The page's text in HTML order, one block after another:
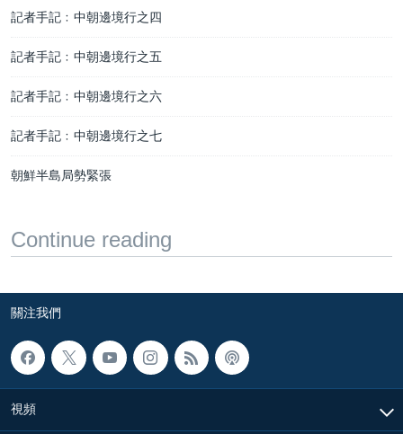
記者手記﹕中朝邊境行之四
記者手記﹕中朝邊境行之五
記者手記﹕中朝邊境行之六
記者手記﹕中朝邊境行之七
朝鮮半島局勢緊張
Continue reading
關注我們
視頻